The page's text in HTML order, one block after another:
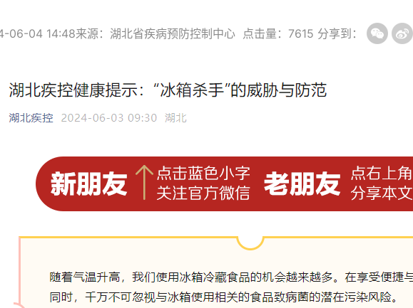
06-04 14:48来源：湖北省疾病预防控制中心 点击量： 7615 分享到：